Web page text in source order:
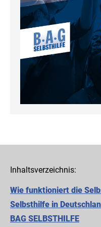
Inhaltsverzeichnis:
Wie funktioniert die
Selbsthilfe in
BAG SELBSTHILFE